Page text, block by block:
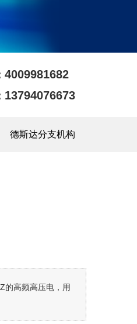
4009981682
13794076673
德斯达分支机构
的高频高压电，用